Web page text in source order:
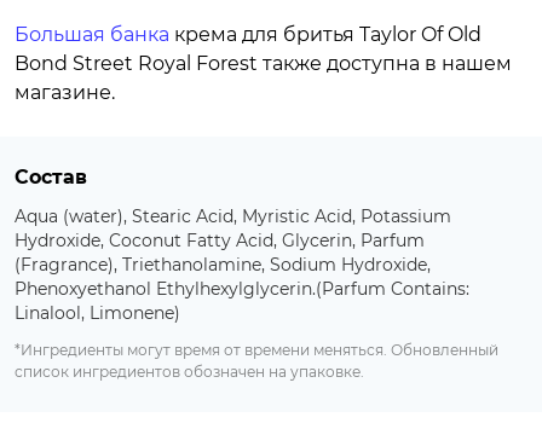
Большая банка крема для бритья Taylor Of Old
Bond Street Royal Forest также доступна в нашем
магазине.
Состав
Aqua (water), Stearic Acid, Myristic Acid, Potassium
Hydroxide, Coconut Fatty Acid, Glycerin, Parfum
(Fragrance), Triethanolamine, Sodium Hydroxide,
Phenoxyethanol Ethylhexylglycerin.(Parfum Contains:
Linalool, Limonene)
*Ингредиенты могут время от времени меняться. Обновленный
список ингредиентов обозначен на упаковке.